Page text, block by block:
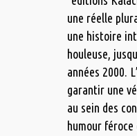
une réelle
une histoire
houleuse,
années 2000.
garantir une
au sein des
humour